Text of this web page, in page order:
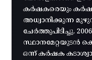
കർഷകരെയും
അധ്വാനിക്കുന്ന
ചേർത്തുപിടിച്ചു.
സ്ഥാനമേറ്റയുടൻ
ഒന്ന് കർഷക